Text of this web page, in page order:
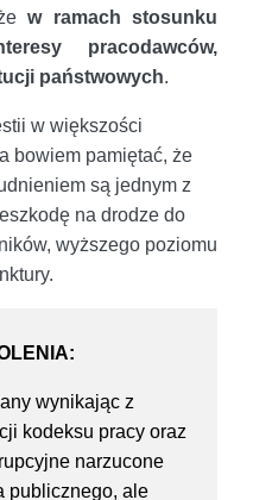
żew ramach stosunku
pracodawców,
państwowych.
w większości
bowiem pamiętać, że
są jednym z
na drodze do
wyższego poziomu
wynikając z
kodeksu pracy oraz
narzucone
publicznego, ale